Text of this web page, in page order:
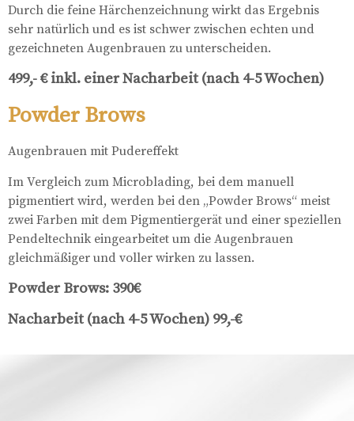
Durch die feine Härchenzeichnung wirkt das Ergebnis
sehr natürlich und es ist schwer zwischen echten und
gezeichneten Augenbrauen zu unterscheiden.
499,- € inkl. einer Nacharbeit (nach 4-5 Wochen)
Powder Brows
Augenbrauen mit Pudereffekt
Im Vergleich zum Microblading, bei dem manuell
pigmentiert wird, werden bei den „Powder Brows“ meist
zwei Farben mit dem Pigmentiergerät und einer speziellen
Pendeltechnik eingearbeitet um die Augenbrauen
gleichmäßiger und voller wirken zu lassen.
Powder Brows: 390€
Nacharbeit (nach 4-5 Wochen) 99,-€